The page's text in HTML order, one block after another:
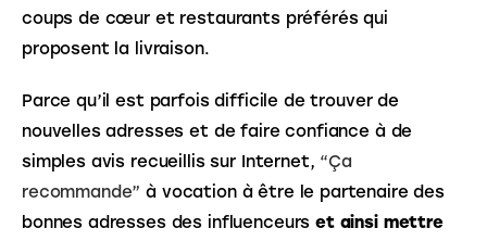
coups de cœur et restaurants préférés qui
proposent la livraison.
Parce qu’il est parfois difficile de trouver de
nouvelles adresses et de faire confiance à de
simples avis recueillis sur Internet, ​ “Ça
recommande” à vocation à être le partenaire des
bonnes adresses des influenceurs ​et ainsi mettre